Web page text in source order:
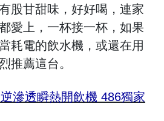
股甘甜味，好好喝，連家
愛上，一杯接一杯，如果
耗電的飲水機，或還在用
推薦這台。
滲透瞬熱開飲機 486獨家